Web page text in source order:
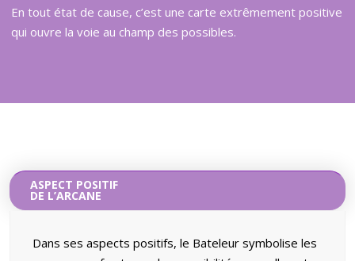
En tout état de cause, c’est une carte extrêmement positive
qui ouvre la voie au champ des possibles.
ASPECT POSITIF
DE L’ARCANE
Dans ses aspects positifs, le Bateleur symbolise les